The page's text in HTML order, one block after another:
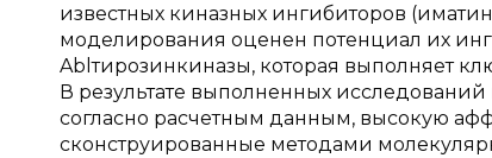
известных киназных ингибиторов
моделирования оценен потенциал их
Ablтирозинкиназы, которая выполняет
В результате выполненных
согласно расчетным данным, высокую
сконструированные методами